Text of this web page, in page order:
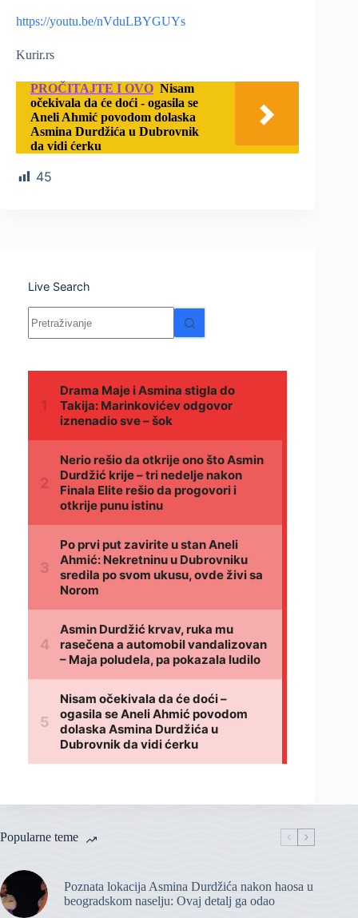
https://youtu.be/nVduLBYGUYs
Kurir.rs
PROČITAJTE I OVO Nisam
očekivala da će doći - ogasila se
Aneli Ahmić povodom dolaska
Asmina Durdžića u Dubrovnik
da vidi ćerku
45
Live Search
Nema
rezultata.
Popularne teme
Poznata lokacija Asmina Durdžića nakon haosa u
beogradskom naselju: Ovaj detalj ga odao